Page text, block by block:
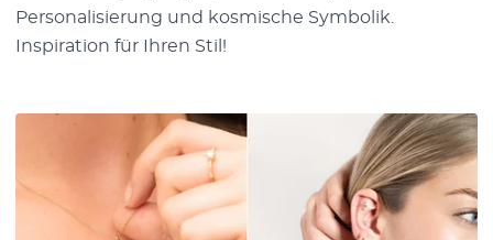
Personalisierung und kosmische Symbolik.
Inspiration für Ihren Stil!